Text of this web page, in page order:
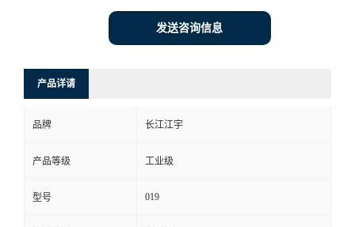
发送咨询信息
产品详请
品牌 长江江宇
产品等级 工业级
型号 019